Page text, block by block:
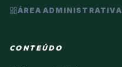
ÁREA ADMINISTRATIVA
CONTEÚDO